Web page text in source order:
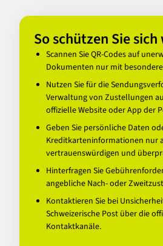
So schützen Sie
Scannen Sie QR-Codes auf
Dokumenten nur mit
Nutzen Sie für die
Verwaltung von Zustellungen
offizielle Website oder App der
Geben Sie persönliche Daten
Kreditkarteninformationen nur
vertrauenswürdigen und
Hinterfragen Sie
angebliche Nach- oder
Kontaktieren Sie bei
Schweizerische Post über die
Kontaktkanäle.